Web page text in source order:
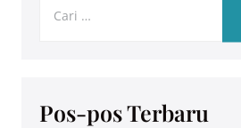
Pos-pos Terbaru